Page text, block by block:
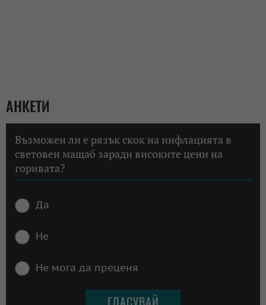
АНКЕТИ
Възможен ли е рязък скок на инфлацията в
световен мащаб заради високите цени на
горивата?
Да
Не
Не мога да преценя